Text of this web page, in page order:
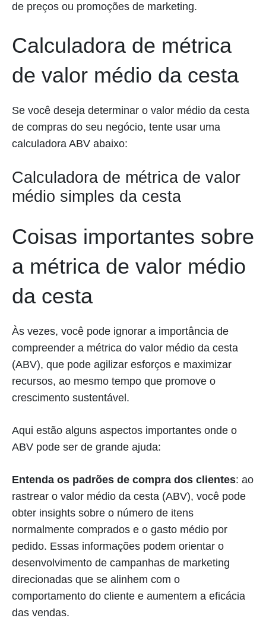
de preços ou promoções de marketing.
Calculadora de métrica
de valor médio da cesta
Se você deseja determinar o valor médio da cesta
de compras do seu negócio, tente usar uma
calculadora ABV abaixo:
Calculadora de métrica de valor
médio simples da cesta
Coisas importantes sobre
a métrica de valor médio
da cesta
Às vezes, você pode ignorar a importância de
compreender a métrica do valor médio da cesta
(ABV), que pode agilizar esforços e maximizar
recursos, ao mesmo tempo que promove o
crescimento sustentável.
Aqui estão alguns aspectos importantes onde o
ABV pode ser de grande ajuda:
Entenda os padrões de compra dos clientes: ao
rastrear o valor médio da cesta (ABV), você pode
obter insights sobre o número de itens
normalmente comprados e o gasto médio por
pedido. Essas informações podem orientar o
desenvolvimento de campanhas de marketing
direcionadas que se alinhem com o
comportamento do cliente e aumentem a eficácia
das vendas.